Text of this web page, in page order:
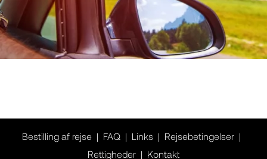
Bestilling af rejse FAQ Links
Rejsebetingelser
Rettigheder
Kontakt